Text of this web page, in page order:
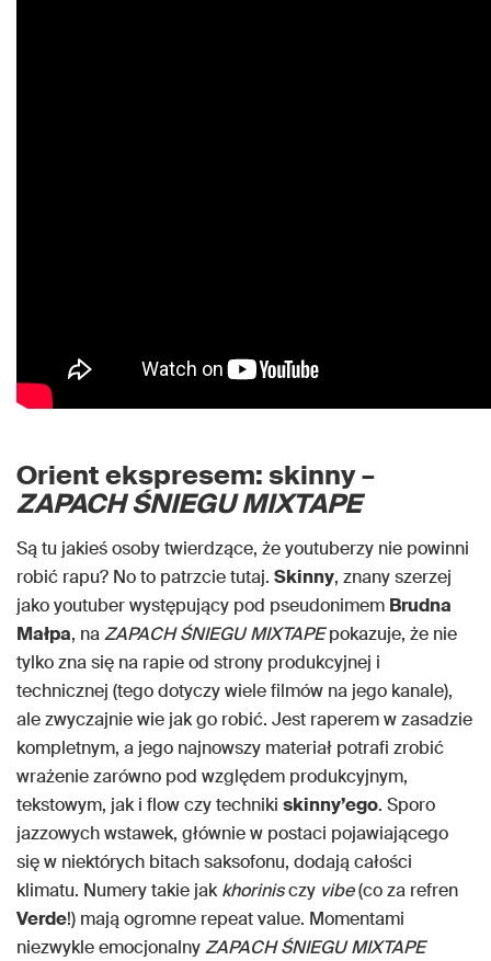
Orient ekspresem: skinny –
ZAPACH ŚNIEGU MIXTAPE
Są tu jakieś osoby twierdzące, że youtuberzy nie powinni
robić rapu? No to patrzcie tutaj. Skinny, znany szerzej
jako youtuber występujący pod pseudonimem Brudna
Małpa, naZAPACH ŚNIEGU MIXTAPEpokazuje, że nie
tylko zna się na rapie od strony produkcyjnej i
technicznej (tego dotyczy wiele filmów na jego kanale),
ale zwyczajnie wie jak go robić. Jest raperem w zasadzie
kompletnym, a jego najnowszy materiał potrafi zrobić
wrażenie zarówno pod względem produkcyjnym,
tekstowym, jak i flow czy techniki skinny’ego. Sporo
jazzowych wstawek, głównie w postaci pojawiającego
się w niektórych bitach saksofonu, dodają całości
klimatu. Numery takie jakkhorinisczy vibe(co za refren
Verde!) mają ogromne repeat value. Momentami
niezwykle emocjonalnyZAPACH ŚNIEGU MIXTAPE